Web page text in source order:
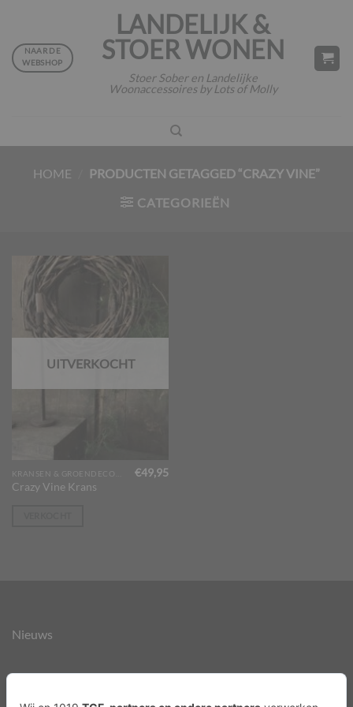
inhoud
LANDELIJK &
STOER WONEN
Stoer Sober en Landelijke
Woonaccessoires by Lots of Molly
NAAR DE
WEBSHOP
HOME
PRODUCTEN GETAGGED “CRAZY VINE”
CATEGORIEËN
UITVERKOCHT
Crazy Vine Krans
€49,95
Nieuws